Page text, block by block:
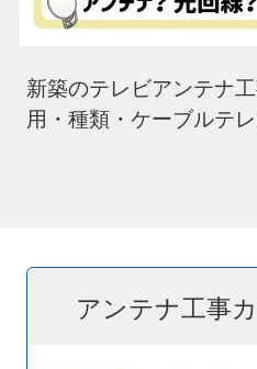
新築のテレビアンテナ
用・種類・ケーブルテ
アンテナ工事